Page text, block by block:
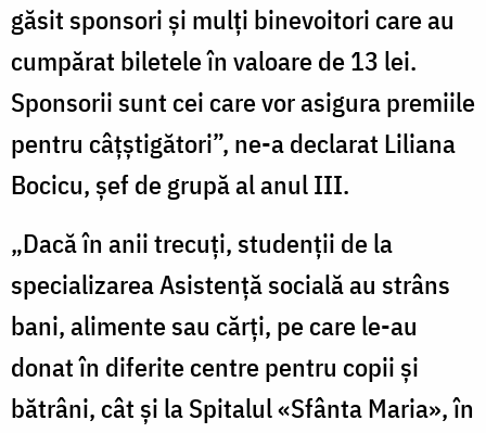
găsit sponsori și mulți binevoitori care au
cumpărat biletele în valoare de 13 lei.
Sponsorii sunt cei care vor asigura premiile
pentru câțștigători”, ne-a declarat Liliana
Bocicu, șef de grupă al anul III.
„Dacă în anii trecuți, studenții de la
specializarea Asistență socială au strâns
bani, alimente sau cărți, pe care le-au
donat în diferite centre pentru copii și
bătrâni, cât și la Spitalul «Sfânta Maria», în